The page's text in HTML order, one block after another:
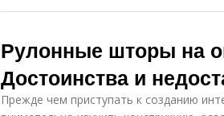
Рулонные шторы на
Достоинства и
Прежде чем приступать к созданию